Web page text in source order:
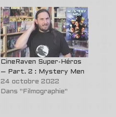
CineRaven Super-Héros
– Part. 2 : Mystery Men
24 octobre 2022
Dans "Filmographie"